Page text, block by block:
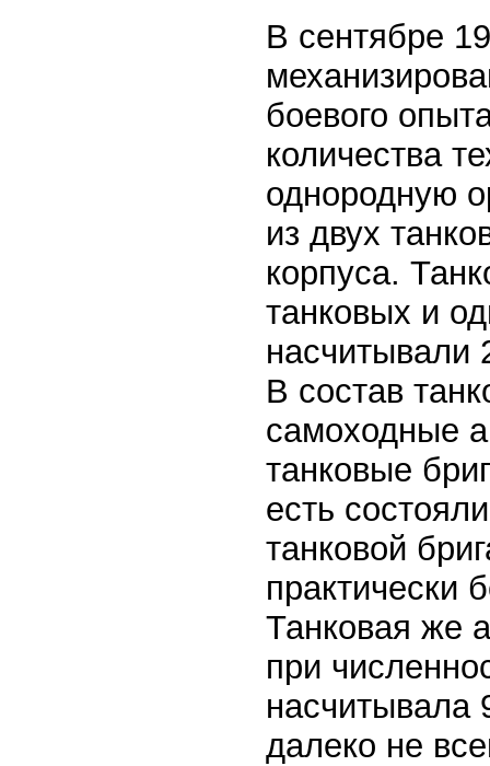
В сентябре
боевого
количества
однородную
из двух
корпуса.
танковых и
насчитывали
В состав
самоходные
танковые
есть
танковой
практически
Танковая же
при
насчитывала
далеко не